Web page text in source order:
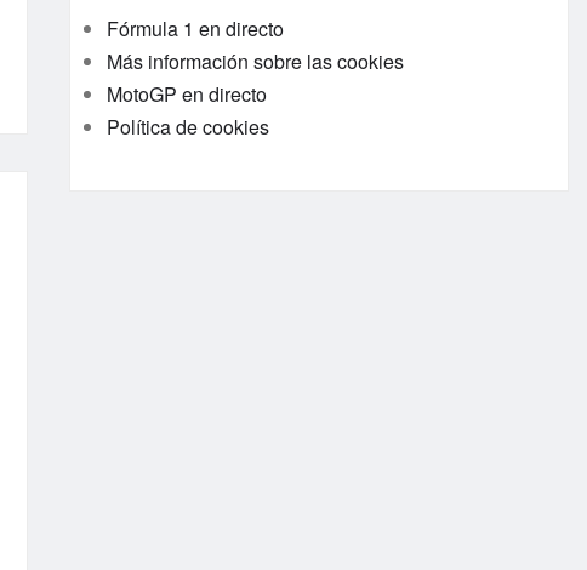
Fórmula 1 en directo
Más información sobre las cookies
MotoGP en directo
Política de cookies